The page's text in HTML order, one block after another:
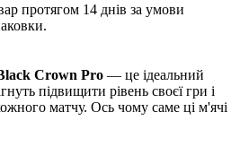
протягом 14 днів за умови
Crown Pro — це ідеальний
підвищити рівень своєї гри і
матчу. Ось чому саме ці м'ячі